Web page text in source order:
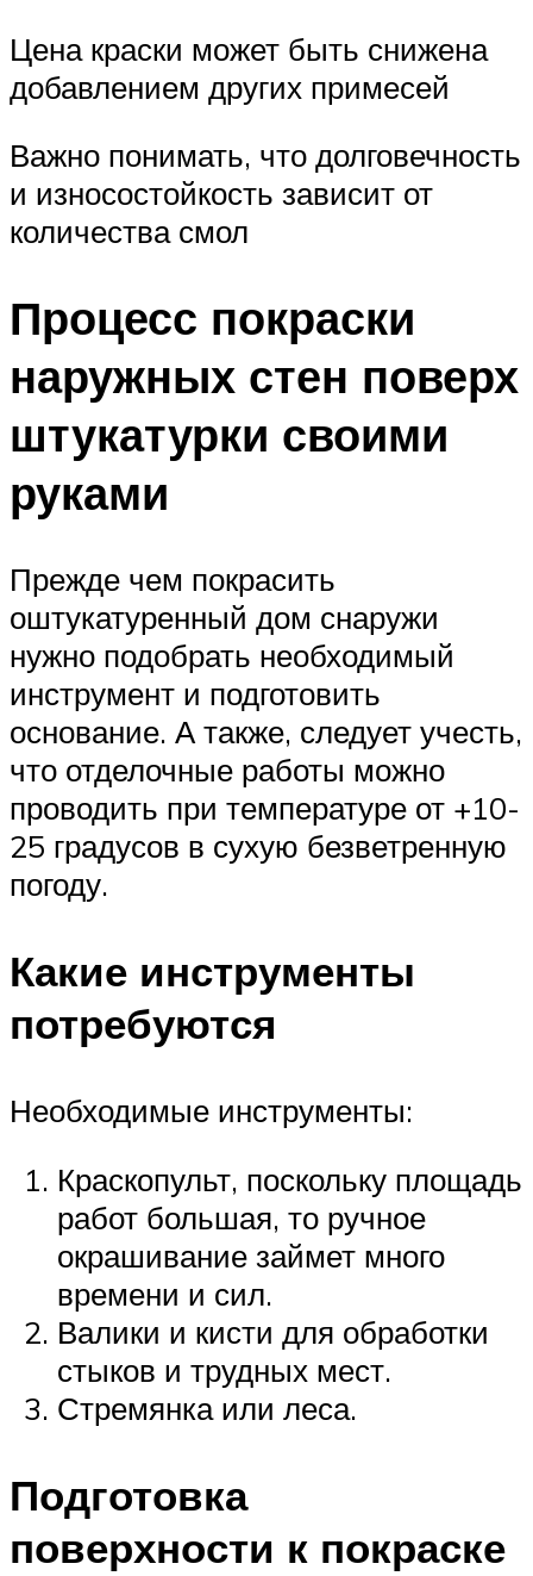
Цена краски может быть снижена
добавлением других примесей
Важно понимать, что долговечность
и износостойкость зависит от
количества смол
Процесс покраски
наружных стен поверх
штукатурки своими
руками
Прежде чем покрасить
оштукатуренный дом снаружи
нужно подобрать необходимый
инструмент и подготовить
основание. А также, следует учесть,
что отделочные работы можно
проводить при температуре от +10-
25 градусов в сухую безветренную
погоду.
Какие инструменты
потребуются
Необходимые инструменты:
Краскопульт, поскольку площадь
работ большая, то ручное
окрашивание займет много
времени и сил.
Валики и кисти для обработки
стыков и трудных мест.
Стремянка или леса.
Подготовка
поверхности к покраске